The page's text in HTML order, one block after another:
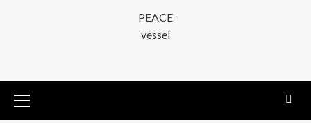
PEACE
vessel